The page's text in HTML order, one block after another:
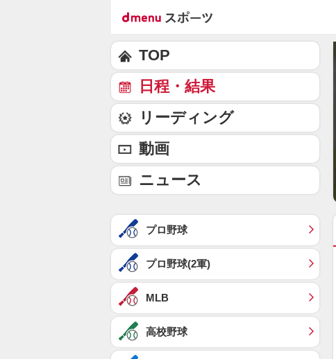
TOP
日程・結果
リーディング
動画
ニュース
プロ野球
プロ野球(2軍)
MLB
高校野球